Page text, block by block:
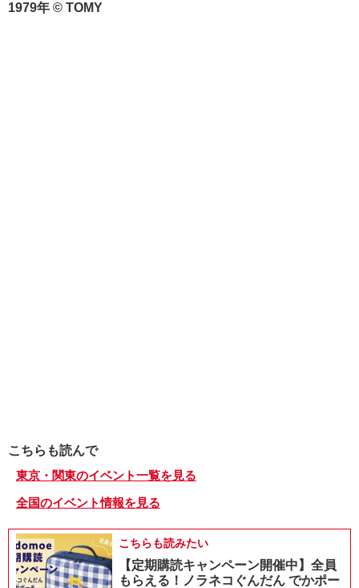
1979年 © TOMY
こちらも読んで
東京・関東のイベント一覧を見る
全国のイベント情報を見る
こちらも読みたい
【定期購読キャンペーン開催中】全員
もらえる！ノラネコぐんだん でかポー